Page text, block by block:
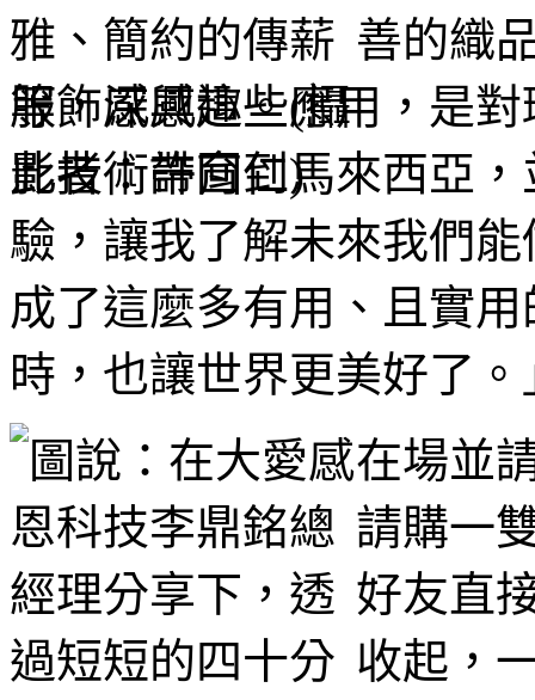
善的織
等，深感這些應用，是
此技術帶回到馬來西亞
驗，讓我了解未來我們
成了這麼多有用、且實
時，也讓世界更美好了。
在場並
請購一
好友直
收起，